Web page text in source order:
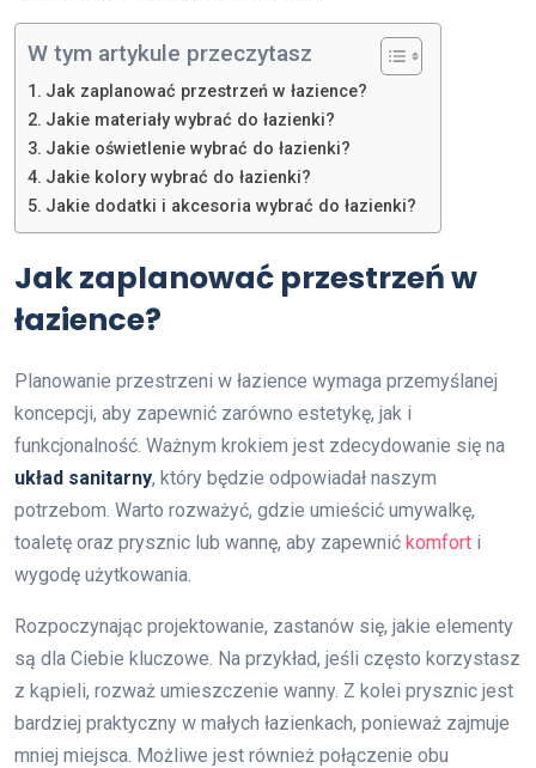
W tym artykule przeczytasz
Jak zaplanować przestrzeń w łazience?
Jakie materiały wybrać do łazienki?
Jakie oświetlenie wybrać do łazienki?
Jakie kolory wybrać do łazienki?
Jakie dodatki i akcesoria wybrać do łazienki?
Jak zaplanować przestrzeń w
łazience?
Planowanie przestrzeni w łazience wymaga przemyślanej
koncepcji, aby zapewnić zarówno estetykę, jak i
funkcjonalność. Ważnym krokiem jest zdecydowanie się na
układ sanitarny, który będzie odpowiadał naszym
potrzebom. Warto rozważyć, gdzie umieścić umywalkę,
toaletę oraz prysznic lub wannę, aby zapewnić komfort i
wygodę użytkowania.
Rozpoczynając projektowanie, zastanów się, jakie elementy
są dla Ciebie kluczowe. Na przykład, jeśli często korzystasz
z kąpieli, rozważ umieszczenie wanny. Z kolei prysznic jest
bardziej praktyczny w małych łazienkach, ponieważ zajmuje
mniej miejsca. Możliwe jest również połączenie obu